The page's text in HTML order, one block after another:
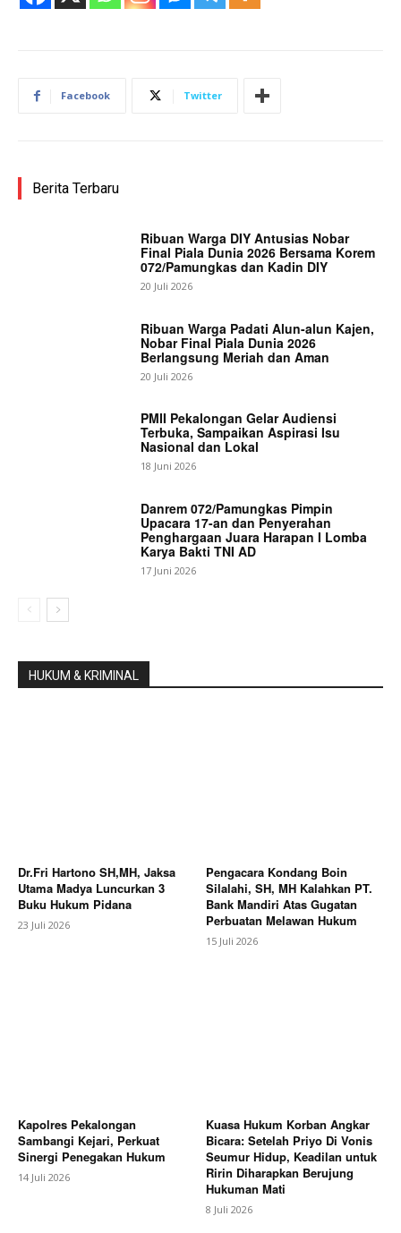
Facebook Twitter
Berita Terbaru
Ribuan Warga DIY Antusias Nobar
Final Piala Dunia 2026 Bersama Korem
072/Pamungkas dan Kadin DIY
20 Juli 2026
Ribuan Warga Padati Alun-alun Kajen,
Nobar Final Piala Dunia 2026
Berlangsung Meriah dan Aman
20 Juli 2026
PMII Pekalongan Gelar Audiensi
Terbuka, Sampaikan Aspirasi Isu
Nasional dan Lokal
18 Juni 2026
Danrem 072/Pamungkas Pimpin
Upacara 17-an dan Penyerahan
Penghargaan Juara Harapan I Lomba
Karya Bakti TNI AD
17 Juni 2026
HUKUM & KRIMINAL
Dr.Fri Hartono SH,MH, Jaksa
Utama Madya Luncurkan 3
Buku Hukum Pidana
23 Juli 2026
Pengacara Kondang Boin
Silalahi, SH, MH Kalahkan PT.
Bank Mandiri Atas Gugatan
Perbuatan Melawan Hukum
15 Juli 2026
Kapolres Pekalongan
Sambangi Kejari, Perkuat
Sinergi Penegakan Hukum
14 Juli 2026
Kuasa Hukum Korban Angkar
Bicara: Setelah Priyo Di Vonis
Seumur Hidup, Keadilan untuk
Ririn Diharapkan Berujung
Hukuman Mati
8 Juli 2026